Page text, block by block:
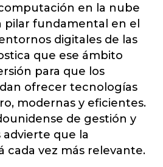
en la nube
pilar fundamental en el
digitales de las
que ese ámbito
para que los
ofrecer tecnologías
modernas y eficientes.
de gestión y
advierte que la
cada vez más relevante.